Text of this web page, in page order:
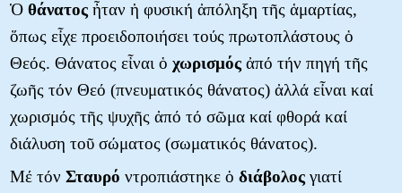
Ὁ θάνατος ἦταν ἡ φυσική ἀπόληξη τῆς ἁμαρτίας,
ὅπως εἶχε προειδοποιήσει τούς πρωτοπλάστους ὁ
Θεός. Θάνατος εἶναι ὁ χωρισμός ἀπό τήν πηγή τῆς
ζωῆς τόν Θεό (πνευματικός θάνατος) ἀλλά εἶναι καί
χωρισμός τῆς ψυχῆς ἀπό τό σῶμα καί φθορά καί
διάλυση τοῦ σώματος (σωματικός θάνατος).
Μέ τόν Σταυρό ντροπιάστηκε ὁ διάβολος γιατί